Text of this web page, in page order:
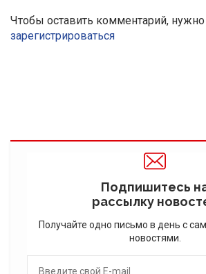
Чтобы оставить комментарий, нужно
зарегистрироваться
Подпишитесь
рассылку
Получайте одно письмо в день с
новостями.